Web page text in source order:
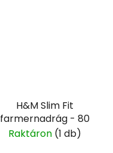
H&M Slim Fit
farmernadrág - 80
Raktáron (1 db)